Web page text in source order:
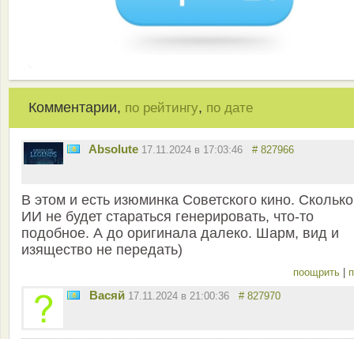
Комментарии, по рейтингу, по дате
Absolute 17.11.2024 в 17:03:46 # 827966
В этом и есть изюминка Советского кино. Сколько
ИИ не будет стараться генерировать, что-то
подобное. А до оригинала далеко. Шарм, вид и
изящество не передать)
поощрить
Васяй 17.11.2024 в 21:00:36 # 827970